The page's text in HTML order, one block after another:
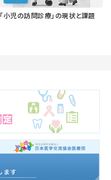
「小児の訪問診療」の現状と課題